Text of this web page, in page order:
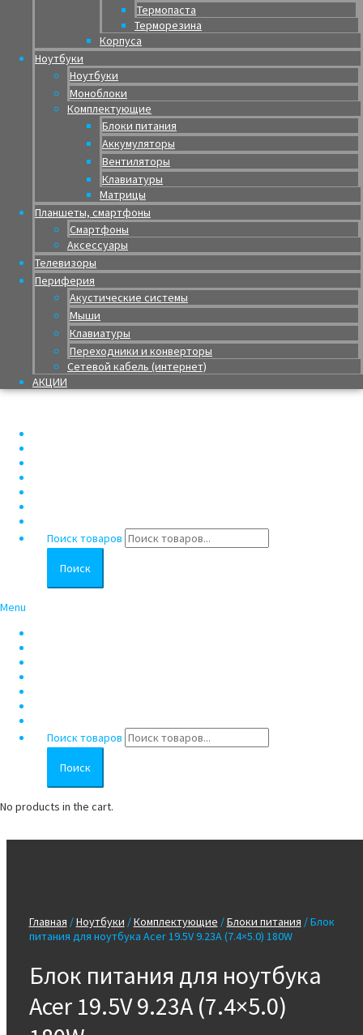
Термопаста
Терморезина
Корпуса
Ноутбуки
Ноутбуки
Моноблоки
Комплектующие
Блоки питания
Аккумуляторы
Вентиляторы
Клавиатуры
Матрицы
Планшеты, смартфоны
Смартфоны
Аксессуары
Телевизоры
Периферия
Акустические системы
Мыши
Клавиатуры
Переходники и конверторы
Сетевой кабель (интернет)
АКЦИИ
Поиск товаров
Поиск
Menu
Поиск товаров
Поиск
No products in the cart.
Главная /Ноутбуки /Комплектующие /Блоки питания / Блок
питания для ноутбука Acer 19.5V 9.23A (7.4×5.0) 180W
Блок питания для ноутбука
Acer 19.5V 9.23A (7.4×5.0)